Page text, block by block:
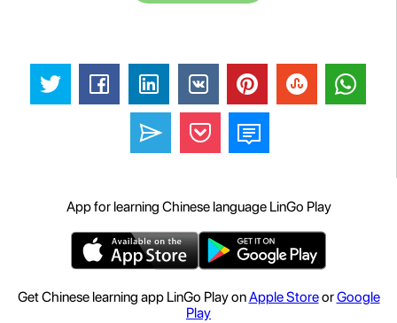
App for learning Chinese language LinGo Play
Get Chinese learning app LinGo Play onApple StoreorGoogle
Play